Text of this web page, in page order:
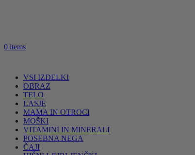
0 items
VSI IZDELKI
OBRAZ
TELO
LASJE
MAMA IN OTROCI
MOŠKI
VITAMINI IN MINERALI
POSEBNA NEGA
ČAJI